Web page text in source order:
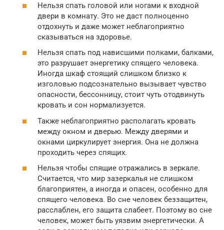
Нельзя спать головой или ногами к входной
двери в комнату. Это не даст полноценно
отдохнуть и даже может неблагоприятно
сказываться на здоровье.
Нельзя спать под нависшими полками, балками,
это разрушает энергетику спящего человека.
Иногда шкаф стоящий слишком близко к
изголовью подсознательно вызывает чувство
опасности, бессонницу, стоит чуть отодвинуть
кровать и сон нормализуется.
Также неблагоприятно располагать кровать
между окном и дверью. Между дверями и
окнами циркулирует энергия. Она не должна
проходить через спящих.
Нельзя чтобы спящие отражались в зеркале.
Считается, что мир зазеркалья не слишком
благоприятен, а иногда и опасен, особенно для
спящего человека. Во сне человек беззащитен,
расслаблен, его защита слабеет. Поэтому во сне
человек, может быть уязвим энергетически. А